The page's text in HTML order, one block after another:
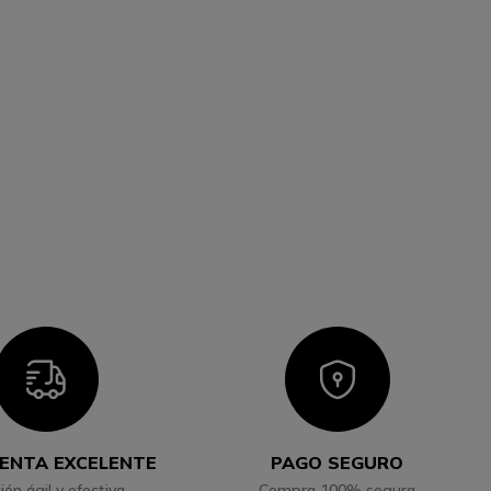
Icon
EXCELENTE
Icon
PAGO SEGURO